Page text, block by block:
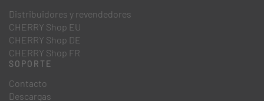
Distribuidores y revendedores
CHERRY Shop EU
CHERRY Shop DE
CHERRY Shop FR
SOPORTE
Contacto
Descargas